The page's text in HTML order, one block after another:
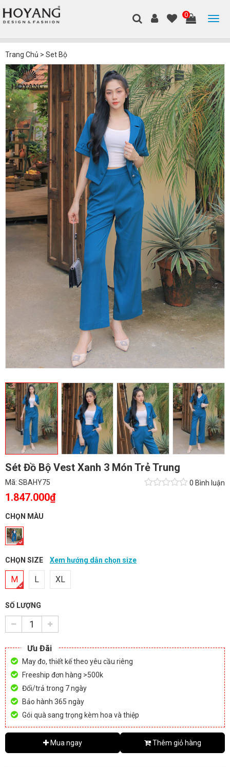
0
Trang Chủ > Set Bộ
Sét Đồ Bộ Vest Xanh 3 Món Trẻ Trung
Mã: SBAHY75 0 Bình luận
1.847.000₫
CHỌN MÀU
CHỌN SIZE Xem hướng dẫn chọn size
M L XL
SỐ LƯỢNG
Ưu Đãi
May đo, thiết kế theo yêu cầu riêng
Freeship đơn hàng >500k
Đổi/trả trong 7 ngày
Bảo hành 365 ngày
Gói quà sang trọng kèm hoa và thiệp
Mua ngay Thêm giỏ hàng